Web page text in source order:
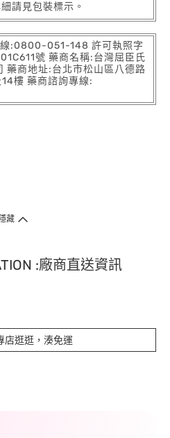
請見包裝標示。
:0800-051-148 許可執照字
號 藥商名稱:台灣屈臣氏
藥商地址:台北市松山區八德路
樓 藥商諮詢專線:
隱藏
:廠商直送資訊
店逛逛，湊免運